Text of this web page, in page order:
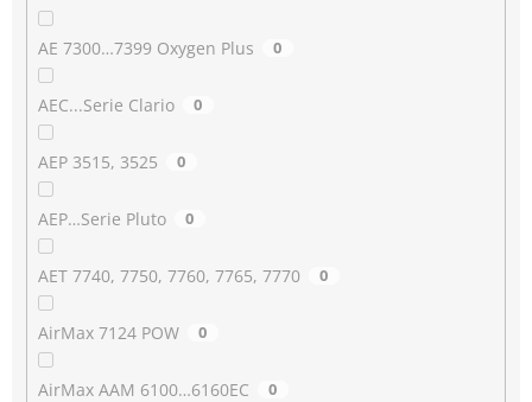
AE 7300…7399 Oxygen Plus 0
AEC...Serie Clario 0
AEP 3515, 3525 0
AEP…Serie Pluto 0
AET 7740, 7750, 7760, 7765, 7770 0
AirMax 7124 POW 0
AirMax AAM 6100…6160EC 0